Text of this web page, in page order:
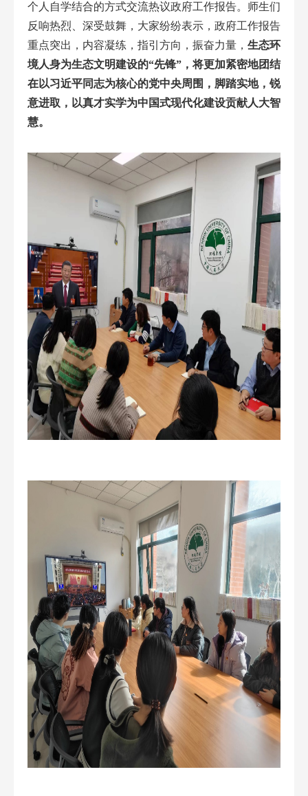
个人自学结合的方式交流热议政府工作报告。师生们
反响热烈、 深受鼓舞 ， 大家纷纷表示 ，政府工作报告
重点突出，内容凝练，指引方向，振奋力量 ， 生态环
境人身为生态文明建设的“先锋”，将更加紧密地团结
在以习近平同志为核心的党中央周围，脚踏实地，锐
意进取， 以真才实学为中国式现代化建设贡献人大智
慧。